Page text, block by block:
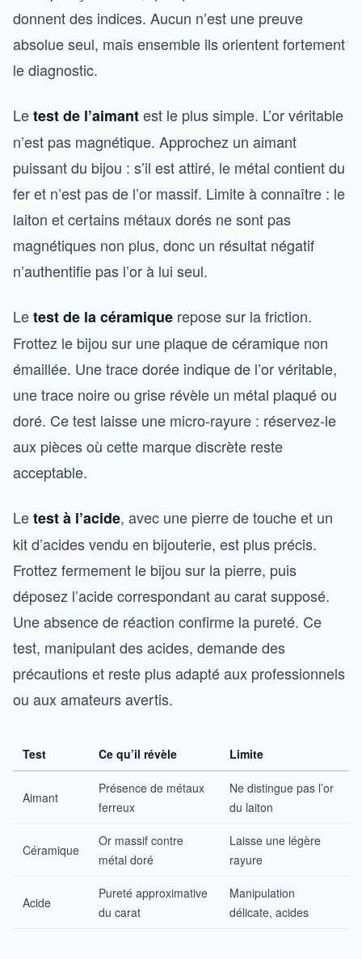
donnent des indices. Aucun n’est une preuve
absolue seul, mais ensemble ils orientent fortement
le diagnostic.
Letest de l’aimantest le plus simple. L’or véritable
n’est pas magnétique. Approchez un aimant
puissant du bijou : s’il est attiré, le métal contient du
fer et n’est pas de l’or massif. Limite à connaître : le
laiton et certains métaux dorés ne sont pas
magnétiques non plus, donc un résultat négatif
n’authentifie pas l’or à lui seul.
Letest de la céramique repose sur la friction.
Frottez le bijou sur une plaque de céramique non
émaillée. Une trace dorée indique de l’or véritable,
une trace noire ou grise révèle un métal plaqué ou
doré. Ce test laisse une micro-rayure : réservez-le
aux pièces où cette marque discrète reste
acceptable.
Letest à l’acide, avec une pierre de touche et un
kit d’acides vendu en bijouterie, est plus précis.
Frottez fermement le bijou sur la pierre, puis
déposez l’acide correspondant au carat supposé.
Une absence de réaction confirme la pureté. Ce
test, manipulant des acides, demande des
précautions et reste plus adapté aux professionnels
ou aux amateurs avertis.
Test Ce qu’il révèle Limite
Aimant
Présence de métaux
ferreux
Ne distingue pas l’or
du laiton
Céramique
Or massif contre
métal doré
Laisse une légère
rayure
Acide
Pureté approximative
du carat
Manipulation
délicate, acides